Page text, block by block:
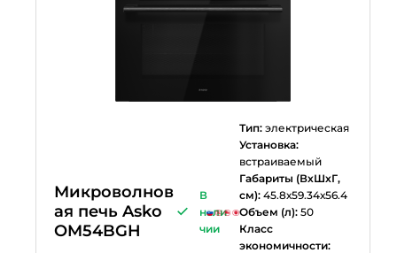
Микроволнов
ая печь Asko
OM54BGH
В
нали
чии
Тип: электрическая
Установка:
встраиваемый
Габариты (ВхШхГ,
см): 45.8х59.34х56.4
Объем (л): 50
Класс
экономичности: